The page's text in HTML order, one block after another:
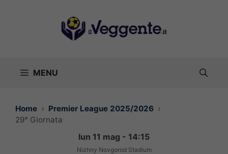
MENU
Home
Premier League 2025/2026
29° Giornata
lun 11 mag - 14:15
Nizhny Novgorod Stadium